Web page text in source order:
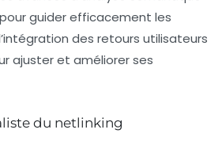
guider efficacement les
des retours utilisateurs
ajuster et améliorer ses
du netlinking